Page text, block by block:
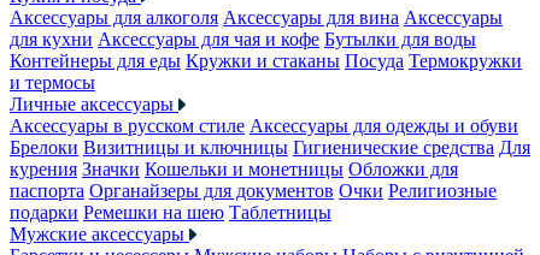
Аксессуары для алкоголя Аксессуары для вина Аксессуары
для кухни Аксессуары для чая и кофе Бутылки для воды
Контейнеры для еды Кружки и стаканы Посуда Термокружки
и термосы
Личные аксессуары
Аксессуары в русском стиле Аксессуары для одежды и обуви
Брелоки Визитницы и ключницы Гигиенические средства Для
курения Значки Кошельки и монетницы Обложки для
паспорта Органайзеры для документов Очки Религиозные
подарки Ремешки на шею Таблетницы
Мужские аксессуары